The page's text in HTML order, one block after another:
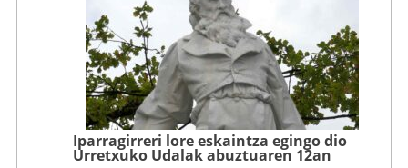
Iparragirreri lore eskaintza egingo dio
Urretxuko Udalak abuztuaren 12an